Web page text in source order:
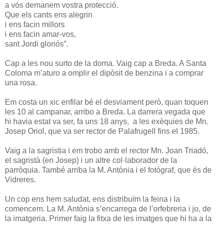
a vós demanem vostra protecció.
Que els cants ens alegrin
i ens facin millors
i ens facin amar-vos,
sant Jordi gloriós”.
Cap a les nou surto de la doma. Vaig cap a Breda. A Santa
Coloma m’aturo a omplir el dipòsit de benzina i a comprar
una rosa.
Em costa un xic enfilar bé el desviament però, quan toquen
les 10 al campanar, arribo a Breda. La darrera vegada que
hi havia estat va ser, fa uns 18 anys, a les exèquies de Mn.
Josep Oriol, que va ser rector de Palafrugell fins el 1985.
Vaig a la sagristia i em trobo amb el rector Mn. Joan Triadó,
el sagristà (en Josep) i un altre col·laborador de la
parròquia. També arriba la M. Antònia i el fotògraf, que és de
Vidreres.
Un cop ens hem saludat, ens distribuïm la feina i la
comencem. La M. Antònia s’encarrega de l’orfebreria i jo, de
la imatgeria. Primer faig la fitxa de les imatges que hi ha a la